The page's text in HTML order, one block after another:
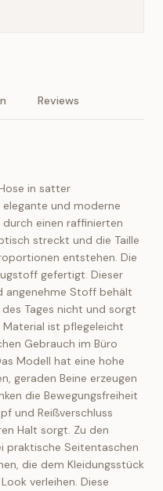
Reviews
in satter
und moderne
einen raffinierten
streckt und die Taille
entstehen. Die
gefertigt. Dieser
angenehme Stoff behält
Tages nicht und sorgt
Material ist pflegeleicht
Gebrauch im Büro
Modell hat eine hohe
geraden Beine erzeugen
die Bewegungsfreiheit
und Reißverschluss
Halt sorgt. Zu den
praktische Seitentaschen
die dem Kleidungsstück
verleihen. Diese